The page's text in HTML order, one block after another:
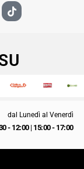
dal Lunedì al Venerdì
- 12:00| 15:00 - 17:00